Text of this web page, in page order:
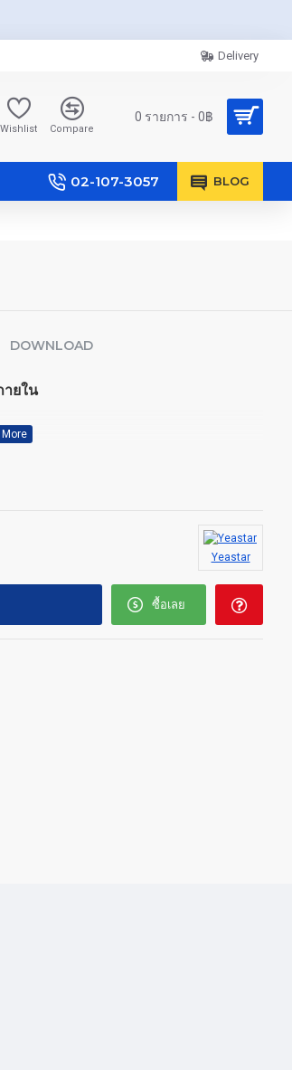
Delivery
Wishlist Compare
0 รายการ - 0฿
02-107-3057 BLOG
DOWNLOAD
ยใน
Yeastar
ซื้อเลย